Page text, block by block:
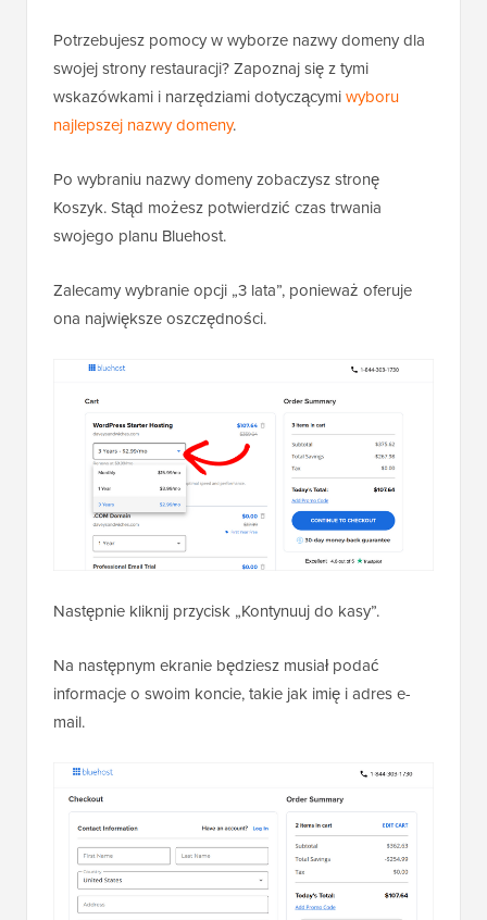
Potrzebujesz pomocy w wyborze nazwy domeny dla
swojej strony restauracji? Zapoznaj się z tymi
wskazówkami i narzędziami dotyczącymiwyboru
najlepszej nazwy domeny.
Po wybraniu nazwy domeny zobaczysz stronę
Koszyk. Stąd możesz potwierdzić czas trwania
swojego planu Bluehost.
Zalecamy wybranie opcji „3 lata”, ponieważ oferuje
ona największe oszczędności.
Następnie kliknij przycisk „Kontynuuj do kasy”.
Na następnym ekranie będziesz musiał podać
informacje o swoim koncie, takie jak imię i adres e-
mail.